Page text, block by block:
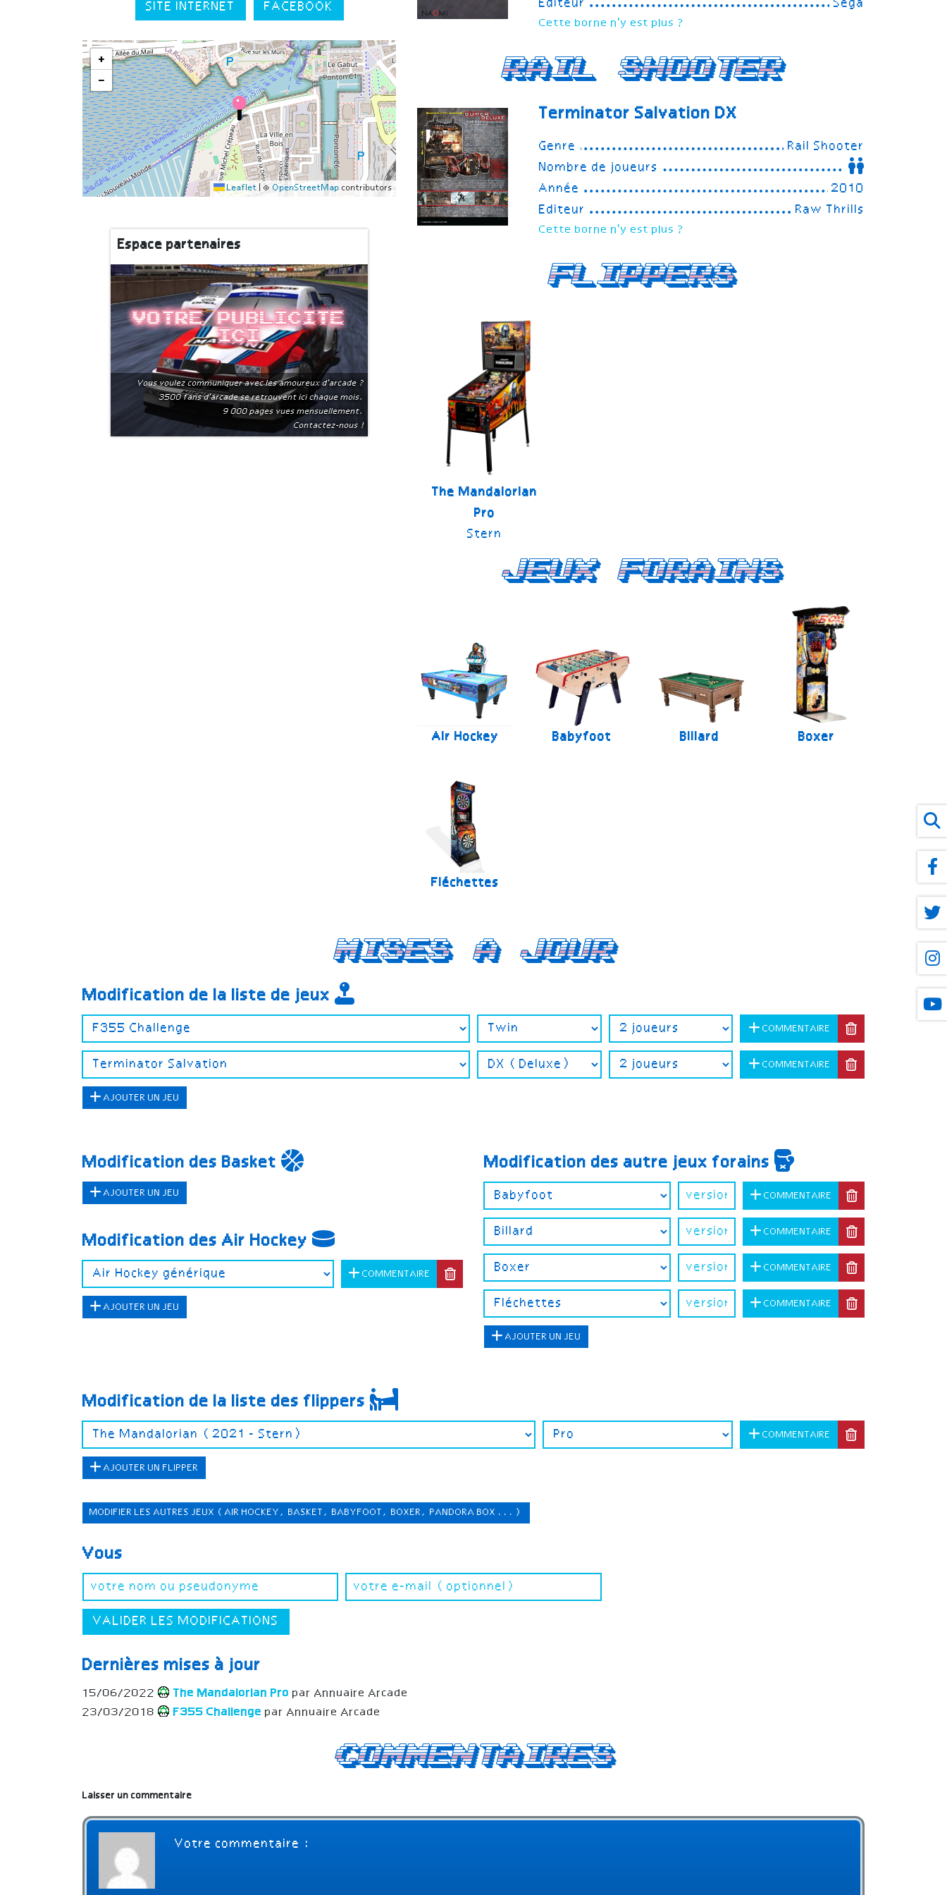
SITE INTERNET FACEBOOK
+
−
Leaflet ©OpenStreetMap contributors
Espace partenaires
Votre publicite
ici
Vous voulez communiquer avec les amoureux d'arcade ?
3500 fans d'arcade se retrouvent ici chaque mois.
9 000 pages vues mensuellement.
Contactez-nous !
Editeur
Sega
Cette borne n'y est plus ?
Rail Shooter
Terminator SalvationDX
Genre
Rail Shooter
Nombre de joueurs
Année
2010
Editeur
Raw Thrills
Cette borne n'y est plus ?
Flippers
The Mandalorian
Pro
Stern
Jeux forains
Air Hockey Babyfoot Billard Boxer
Fléchettes
Mises a jour
Modification de la liste de jeux
COMMENTAIRE
COMMENTAIRE
AJOUTER UN JEU
Modification des Basket
AJOUTER UN JEU
Modification des Air Hockey
COMMENTAIRE
AJOUTER UN JEU
Modification des autre jeux forains
COMMENTAIRE
COMMENTAIRE
COMMENTAIRE
COMMENTAIRE
AJOUTER UN JEU
Modification de la liste des flippers
COMMENTAIRE
AJOUTER UN FLIPPER
MODIFIER LES AUTRES JEUX (AIR HOCKEY, BASKET, BABYFOOT, BOXER, PANDORA BOX ...)
Vous
VALIDER LES MODIFICATIONS
Dernières mises à jour
15/06/2022 The Mandalorian Pro par Annuaire Arcade
23/03/2018
F355 Challenge par Annuaire Arcade
Commentaires
Laisser un commentaire